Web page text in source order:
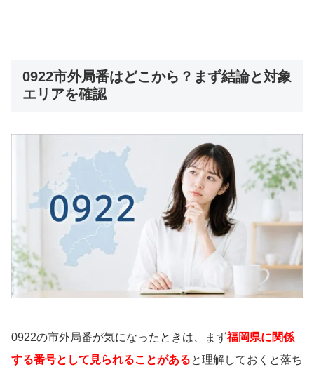
0922市外局番はどこから？まず結論と対象
エリアを確認
0922の市外局番が気になったときは、まず福岡県に関係
する番号として見られることがあると理解しておくと落ち